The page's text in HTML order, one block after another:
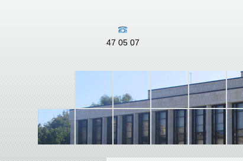
47 05 07